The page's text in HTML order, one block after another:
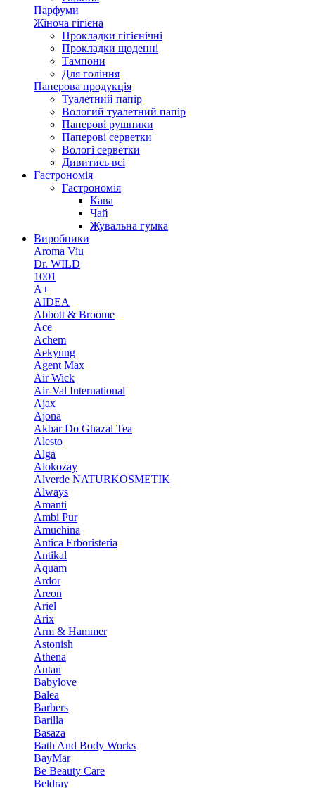
Парфуми
Жіноча гігієна
Прокладки гігієнічні
Прокладки щоденні
Тампони
Для гоління
Паперова продукція
Туалетний папір
Вологий туалетний папір
Паперові рушники
Паперові серветки
Вологі серветки
Дивитись всі
Гастрономія
Гастрономія
Кава
Чай
Жувальна гумка
Виробники
Aroma Viu
Dr. WILD
1001
A+
AIDEA
Abbott & Broome
Ace
Achem
Aekyung
Agent Max
Air Wick
Air-Val International
Ajax
Ajona
Akbar Do Ghazal Tea
Alesto
Alga
Alokozay
Alverde NATURKOSMETIK
Always
Amanti
Ambi Pur
Amuchina
Antica Erboristeria
Antikal
Aquam
Ardor
Areon
Ariel
Arix
Arm & Hammer
Astonish
Athena
Autan
Babylove
Balea
Barbers
Barilla
Basaza
Bath And Body Works
BayMar
Be Beauty Care
Beldray